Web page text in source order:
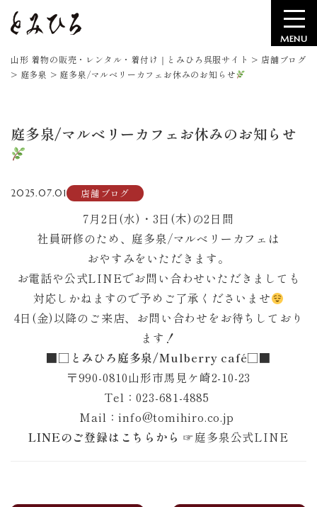
MENU
山形 着物の販売・レンタル・着付け｜とみひろ呉服サイト > 店舗ブログ
> 庭多泉 > 庭多泉/マルベリーカフェお休みのお知らせ
庭多泉/マルベリーカフェお休みのお知らせ
2025.07.01 店舗ブログ
7月2日(水)・3日(木)の2日間
社員研修のため、庭多泉/マルベリーカフェは
おやすみをいただきます。
お電話や公式LINEでお問い合わせいただきましても
対応しかねますので予めご了承くださいませ
4日(金)以降のご来店、お問い合わせをお待ちしており
ます！
■□とみひろ庭多泉/Mulberry café□■
〒990-0810山形市馬見ケ崎2-10-23
Tel：023-681-4885
Mail：info@tomihiro.co.jp
LINEのご登録はこちらから ☞庭多泉公式LINE